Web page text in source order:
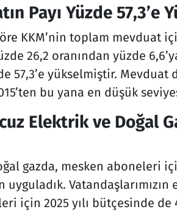
Payı Yüzde 57,3’e
KKM’nin toplam mevduat
26,2 oranından yüzde
57,3’e yükselmiştir.
bu yana en düşük
Elektrik ve Doğal
gazda, mesken aboneleri
Vatandaşlarımızın
için 2025 yılı bütçesinde de